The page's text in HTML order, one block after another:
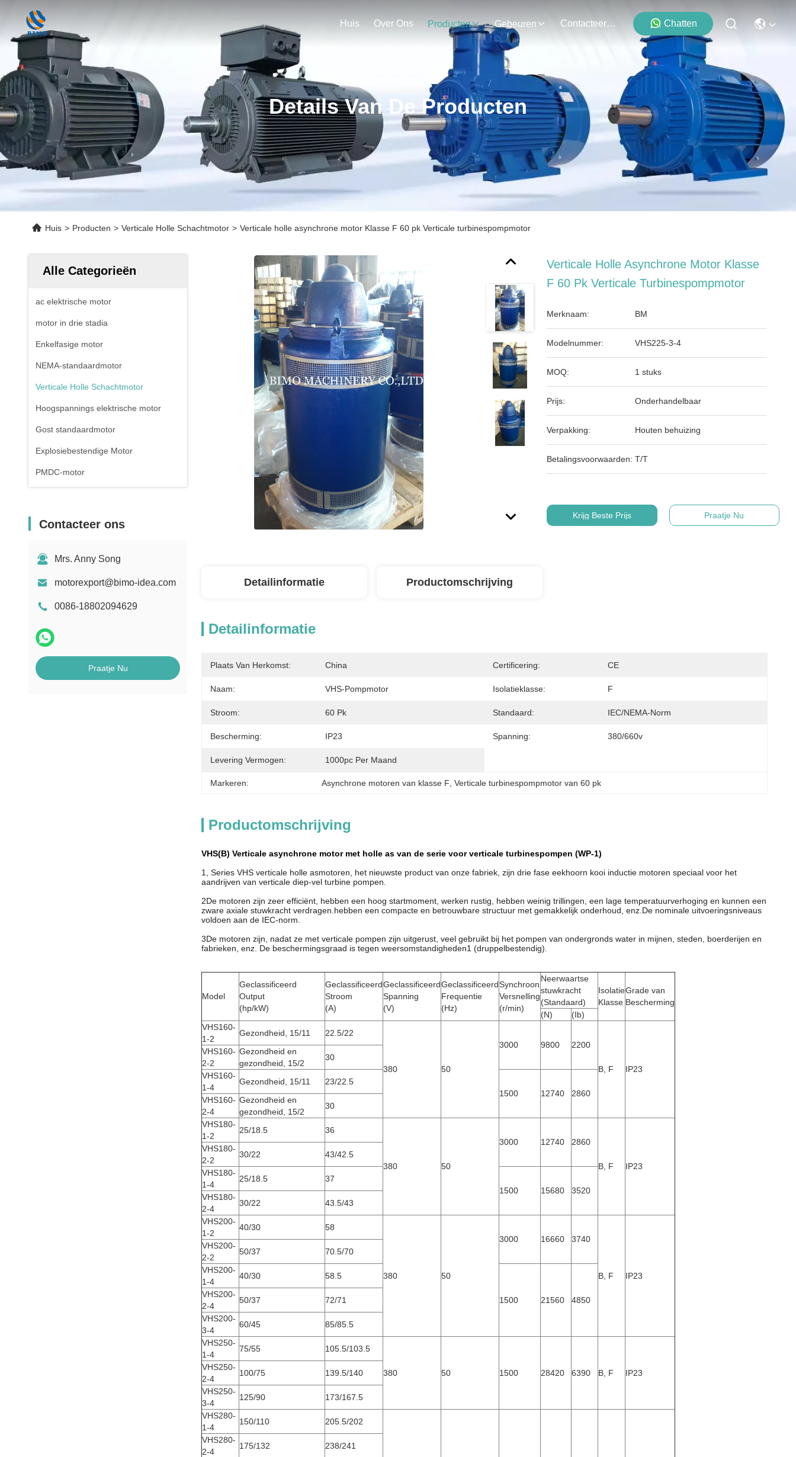
Huis Over Ons Producten Gebeuren Contacteer Ons Chatten
Details Van De Producten
Huis > Producten > Verticale Holle Schachtmotor > Verticale holle asynchrone motor Klasse F 60 pk Verticale turbinespompmotor
Alle Categorieën
ac elektrische motor
motor in drie stadia
Enkelfasige motor
NEMA-standaardmotor
Verticale Holle Schachtmotor
Hoogspannings elektrische motor
Gost standaardmotor
Explosiebestendige Motor
PMDC-motor
Contacteer ons
Mrs. Anny Song
motorexport@bimo-idea.com
0086-18802094629
Praatje Nu
Verticale Holle Asynchrone Motor Klasse
F 60 Pk Verticale Turbinespompmotor
Merknaam: BM
Modelnummer: VHS225-3-4
MOQ: 1 stuks
Prijs: Onderhandelbaar
Verpakking: Houten behuizing
Betalingsvoorwaarden: T/T
Krijg Beste Prijs Praatje Nu
Detailinformatie Productomschrijving
Detailinformatie
Plaats Van Herkomst: China Certificering: CE
Naam: VHS-Pompmotor Isolatieklasse: F
Stroom: 60 Pk Standaard: IEC/NEMA-Norm
Bescherming: IP23 Spanning: 380/660v
Levering Vermogen: 1000pc Per Maand
Markeren: Asynchrone motoren van klasse F , Verticale turbinespompmotor van 60 pk
Productomschrijving
VHS(B) Verticale asynchrone motor met holle as van de serie voor verticale turbinespompen (WP-1)
1, Series VHS verticale holle asmotoren, het nieuwste product van onze fabriek, zijn drie fase eekhoorn kooi inductie motoren speciaal voor het
aandrijven van verticale diep-vel turbine pompen.
2De motoren zijn zeer efficiënt, hebben een hoog startmoment, werken rustig, hebben weinig trillingen, een lage temperatuurverhoging en kunnen een
zware axiale stuwkracht verdragen.hebben een compacte en betrouwbare structuur met gemakkelijk onderhoud, enz.De nominale uitvoeringsniveaus
voldoen aan de IEC-norm.
3De motoren zijn, nadat ze met verticale pompen zijn uitgerust, veel gebruikt bij het pompen van ondergronds water in mijnen, steden, boerderijen en
fabrieken, enz. De beschermingsgraad is tegen weersomstandigheden1 (druppelbestendig).
Model
Geclassificeerd
Output
(hp/kW)
Geclassificeerd
Stroom
(A)
Geclassificeerd
Spanning
(V)
Geclassificeerd
Frequentie
(Hz)
Synchroon
Versnelling
(r/min)
Neerwaartse
stuwkracht
(Standaard)
Isolatie
Klasse
Grade van
Bescherming
(N)
(Ib)
VHS160-
1-2
Gezondheid, 15/11 22.5/22
380 50
3000 9800 2200
B, F IP23
VHS160-
2-2
Gezondheid en
gezondheid, 15/2
30
VHS160-
1-4
Gezondheid, 15/11
23/22.5
1500
12740 2860
VHS160-
2-4
Gezondheid en
gezondheid, 15/2
30
VHS180-
1-2
25/18.5 36
380 50
3000 12740 2860
B, F IP23
VHS180-
2-2
30/22
43/42.5
VHS180-
1-4
25/18.5
37
1500
15680 3520
VHS180-
2-4
30/22
43.5/43
VHS200-
1-2
40/30 58
380 50
3000 16660 3740
B, F IP23
VHS200-
2-2
50/37
70.5/70
VHS200-
1-4
40/30 58.5
1500 21560 4850
VHS200-
2-4
50/37
72/71
VHS200-
3-4
60/45
85/85.5
VHS250-
1-4
75/55 105.5/103.5
380 50 1500 28420 6390 B, F IP23
VHS250-
2-4
100/75
139.5/140
VHS250-
3-4
125/90
173/167.5
VHS280-
1-4
150/110 205.5/202
VHS280-
2-4
175/132
238/241